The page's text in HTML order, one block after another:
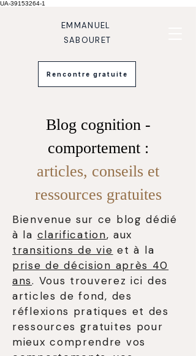
UA-39153264-1
EMMANUEL
SABOURET
Rencontre gratuite
Blog cognition -
comportement :
articles, conseils et
ressources gratuites
Bienvenue sur ce blog dédié
à la clarification, aux
transitions de vie et à la
prise de décision après 40
ans. Vous trouverez ici des
articles de fond, des
réflexions pratiques et des
ressources gratuites pour
mieux comprendre vos